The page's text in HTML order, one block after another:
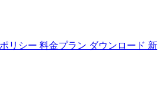
リシー 料金プラン ダウンロード 新